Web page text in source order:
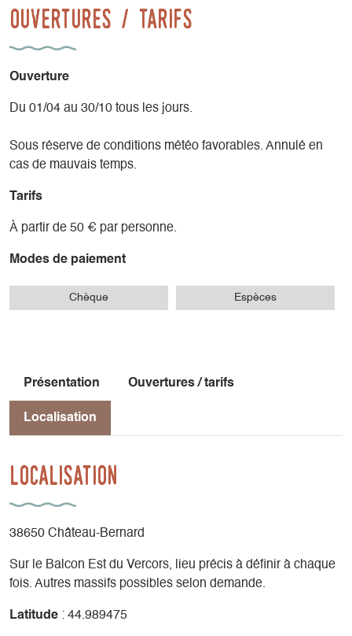
Ouvertures / tarifs
Ouverture
Du 01/04 au 30/10 tous les jours.
Sous réserve de conditions météo favorables. Annulé en
cas de mauvais temps.
Tarifs
À partir de 50 € par personne.
Modes de paiement
Chèque Espèces
Présentation Ouvertures / tarifs
Localisation
Localisation
38650 Château-Bernard
Sur le Balcon Est du Vercors, lieu précis à définir à chaque
fois. Autres massifs possibles selon demande.
Latitude : 44.989475